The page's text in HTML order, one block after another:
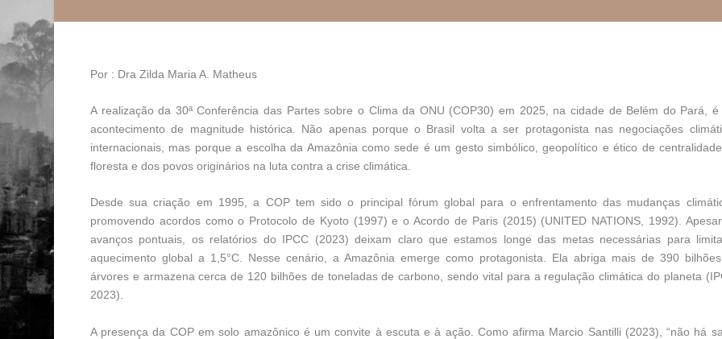
Por : Dra Zilda Maria A. Matheus
A realização da 30ª Conferência das Partes sobre o Clima da ONU (COP30) em 2025, na cidade de Belém do Pará, é
acontecimento de magnitude histórica. Não apenas porque o Brasil volta a ser protagonista nas negociações
internacionais, mas porque a escolha da Amazônia como sede é um gesto simbólico, geopolítico e ético de
floresta e dos povos originários na luta contra a crise climática.
Desde sua criação em 1995, a COP tem sido o principal fórum global para o enfrentamento das mudanças
promovendo acordos como o Protocolo de Kyoto (1997) e o Acordo de Paris (2015) (UNITED NATIONS, 1992).
avanços pontuais, os relatórios do IPCC (2023) deixam claro que estamos longe das metas necessárias para
aquecimento global a 1,5°C. Nesse cenário, a Amazônia emerge como protagonista. Ela abriga mais de 390
árvores e armazena cerca de 120 bilhões de toneladas de carbono, sendo vital para a regulação climática do planeta
2023).
A presença da COP em solo amazônico é um convite à escuta e à ação. Como afirma Marcio Santilli (2023), “não há